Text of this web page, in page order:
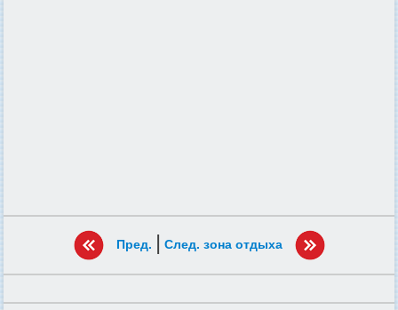
Пред. | След. зона отдыха